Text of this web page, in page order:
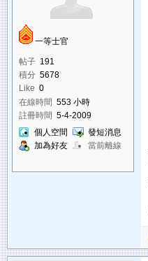
一等士官
帖子 191
積分 5678
Like 0
在線時間 553 小時
註冊時間 5-4-2009
個人空間
發短消息
加為好友
當前離線